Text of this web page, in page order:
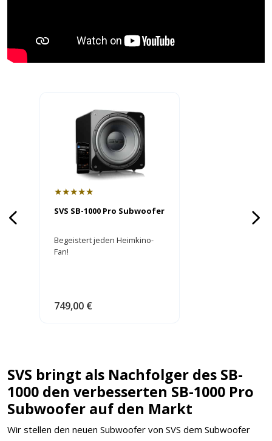
★★★★★
SVS SB-1000 Pro Subwoofer
Begeistert jeden Heimkino-
Fan!
749,00 €
SVS bringt als Nachfolger des SB-
1000 den verbesserten SB-1000 Pro
Subwoofer auf den Markt
Wir stellen den neuen Subwoofer von SVS dem Subwoofer